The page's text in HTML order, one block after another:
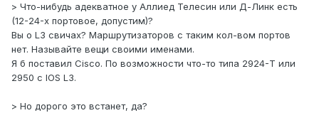
> Что-нибудь адекватное у Аллиед Телесин или Д-Линк есть
(12-24-х портовое, допустим)?
Вы о L3 свичах? Маршрутизаторов с таким кол-вом портов
нет. Называйте вещи своими именами.
Я б поставил Cisco. По возможности что-то типа 2924-T или
2950 с IOS L3.
> Но дорого это встанет, да?